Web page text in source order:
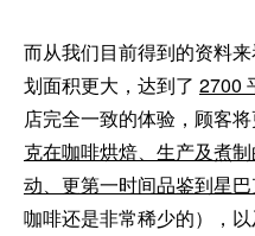
而从我们目前得到的资料
划面积更大，达到了 2700
店完全一致的体验，顾客
克在咖啡烘焙、生产及煮
动、更第一时间品鉴到星
咖啡还是非常稀少的），以